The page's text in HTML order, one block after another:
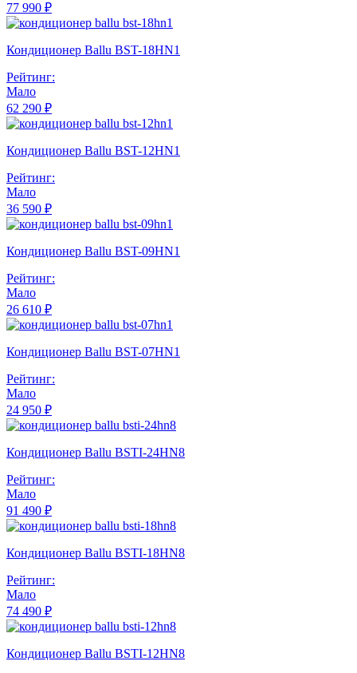
77 990 ₽
Кондиционер Ballu BST-18HN1
Рейтинг:
Мало
62 290 ₽
Кондиционер Ballu BST-12HN1
Рейтинг:
Мало
36 590 ₽
Кондиционер Ballu BST-09HN1
Рейтинг:
Мало
26 610 ₽
Кондиционер Ballu BST-07HN1
Рейтинг:
Мало
24 950 ₽
Кондиционер Ballu BSTI-24HN8
Рейтинг:
Мало
91 490 ₽
Кондиционер Ballu BSTI-18HN8
Рейтинг:
Мало
74 490 ₽
Кондиционер Ballu BSTI-12HN8